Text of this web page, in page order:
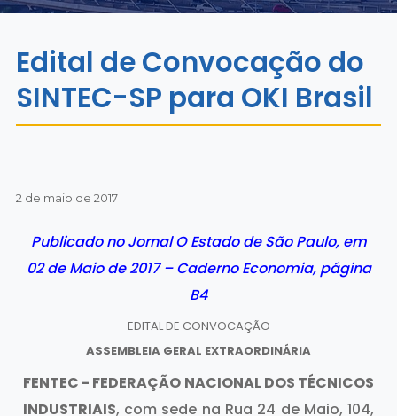
Edital de Convocação do
SINTEC-SP para OKI Brasil
2 de maio de 2017
Publicado no Jornal O Estado de São Paulo, em
02 de Maio de 2017 – Caderno Economia, página
B4
EDITAL DE CONVOCAÇÃO
ASSEMBLEIA GERAL EXTRAORDINÁRIA
FENTEC - FEDERAÇÃO NACIONAL DOS TÉCNICOS
INDUSTRIAIS, com sede na Rua 24 de Maio, 104,